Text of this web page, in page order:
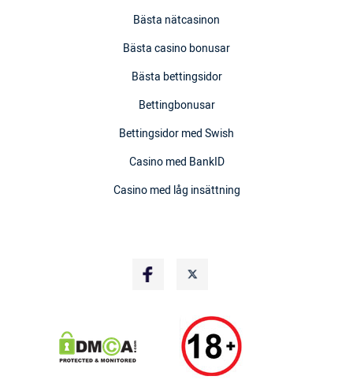
Bästa nätcasinon
Bästa casino bonusar
Bästa bettingsidor
Bettingbonusar
Bettingsidor med Swish
Casino med BankID
Casino med låg insättning